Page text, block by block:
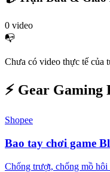
0 video
📭
Chưa có video thực tế của
⚡ Gear Gaming
Shopee
Bao tay chơi game
Chống trượt, chống mồ hôi